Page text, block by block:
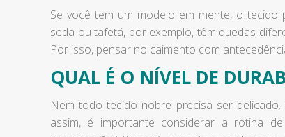
Se você tem um modelo em mente, o
seda ou tafetá, por exemplo, têm quedas
Por isso, pensar no caimento com
QUAL É O NÍVEL DE
Nem todo tecido nobre precisa ser
assim, é importante considerar a rotina